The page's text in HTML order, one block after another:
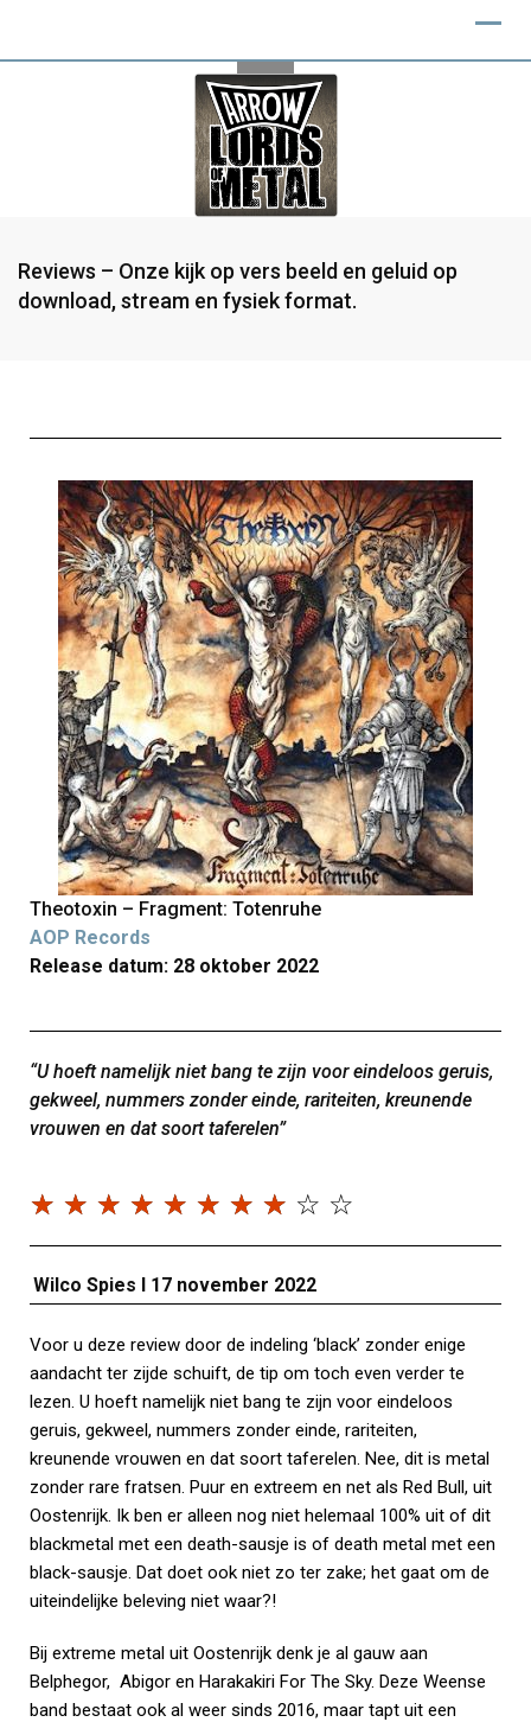
Reviews – Onze kijk op vers beeld en geluid op
download, stream en fysiek format.
Theotoxin – Fragment: Totenruhe
AOP Records
Release datum: 28 oktober 2022
“U hoeft namelijk niet bang te zijn voor eindeloos geruis,
gekweel, nummers zonder einde, rariteiten, kreunende
vrouwen en dat soort taferelen”
☆ ☆ ☆ ☆ ☆ ☆ ☆ ☆ ☆ ☆
Wilco Spies I 17 november 2022
Voor u deze review door de indeling ‘black’ zonder enige
aandacht ter zijde schuift, de tip om toch even verder te
lezen. U hoeft namelijk niet bang te zijn voor eindeloos
geruis, gekweel, nummers zonder einde, rariteiten,
kreunende vrouwen en dat soort taferelen. Nee, dit is metal
zonder rare fratsen. Puur en extreem en net als Red Bull, uit
Oostenrijk. Ik ben er alleen nog niet helemaal 100% uit of dit
blackmetal met een death-sausje is of death metal met een
black-sausje. Dat doet ook niet zo ter zake; het gaat om de
uiteindelijke beleving niet waar?!
Bij extreme metal uit Oostenrijk denk je al gauw aan
Belphegor, Abigor en Harakakiri For The Sky. Deze Weense
band bestaat ook al weer sinds 2016, maar tapt uit een